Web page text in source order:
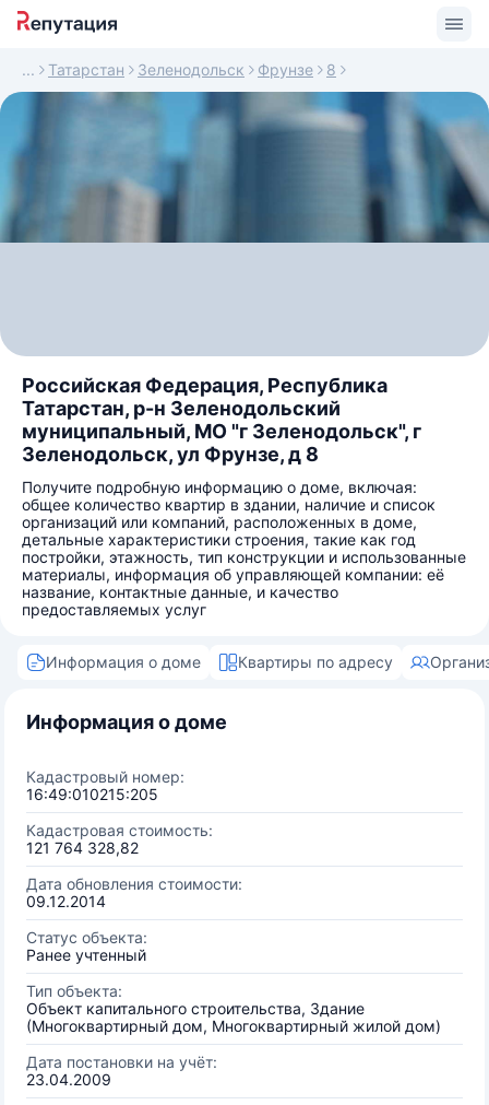
Татарстан Зеленодольск Фрунзе 8
Российская Федерация, Республика
Татарстан, р-н Зеленодольский
муниципальный, МО "г Зеленодольск", г
Зеленодольск, ул Фрунзе, д 8
Получите подробную информацию о доме, включая:
общее количество квартир в здании, наличие и список
организаций или компаний, расположенных в доме,
детальные характеристики строения, такие как год
постройки, этажность, тип конструкции и использованные
материалы, информация об управляющей компании: её
название, контактные данные, и качество
предоставляемых услуг
Информация о доме Квартиры по адресу
Информация о доме
Кадастровый номер:
16:49:010215:205
Кадастровая стоимость:
121 764 328,82
Дата обновления стоимости:
09.12.2014
Статус объекта:
Ранее учтенный
Тип объекта:
Объект капитального строительства, Здание
(Многоквартирный дом, Многоквартирный жилой дом)
Дата постановки на учёт:
23.04.2009